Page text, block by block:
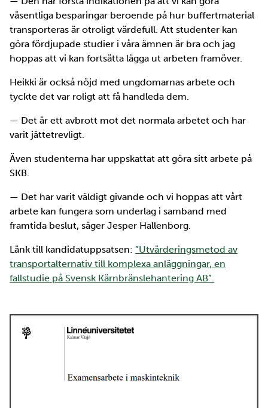
väsentliga besparingar beroende på hur buffertmaterial
transporteras är otroligt värdefull. Att studenter kan
göra fördjupade studier i våra ämnen är bra och jag
hoppas att vi kan fortsätta lägga ut arbeten framöver.
Heikki är också nöjd med ungdomarnas arbete och
tyckte det var roligt att få handleda dem.
— Det är ett avbrott mot det normala arbetet och har
varit jättetrevligt.
Även studenterna har uppskattat att göra sitt arbete på
SKB.
— Det har varit väldigt givande och vi hoppas att vårt
arbete kan fungera som underlag i samband med
framtida beslut, säger Jesper Hallenborg.
Länk till kandidatuppsatsen: ”Utvärderingsmetod av
transportalternativ till komplexa anläggningar, en
fallstudie på Svensk Kärnbränslehantering AB”.